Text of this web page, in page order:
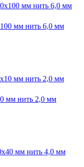
мм нить 6,0 мм
мм нить 2,0 мм